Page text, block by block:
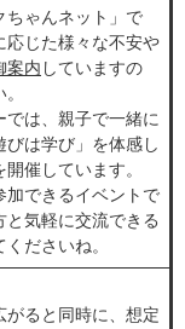
ゃんネット」で
応じた様々な不安や
案内 していますの
は、親子で一緒に
は学び」を体感し
開催しています。
加できるイベントで
気軽に交流できる
ださいね。
がると同時に、想定